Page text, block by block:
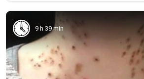
9 h 39 min